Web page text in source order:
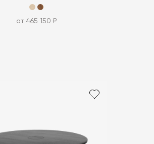
от 465 150 ₽